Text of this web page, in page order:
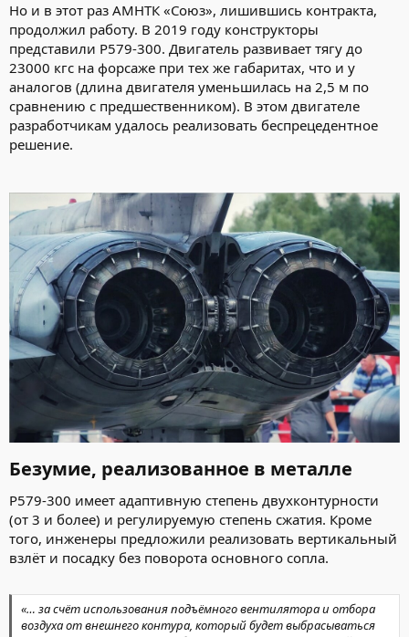
Но и в этот раз АМНТК «Союз», лишившись контракта,
продолжил работу. В 2019 году конструкторы
представили P579-300. Двигатель развивает тягу до
23000 кгс на форсаже при тех же габаритах, что и у
аналогов (длина двигателя уменьшилась на 2,5 м по
сравнению с предшественником). В этом двигателе
разработчикам удалось реализовать беспрецедентное
решение.
Безумие, реализованное в металле
P579-300 имеет адаптивную степень двухконтурности
(от 3 и более) и регулируемую степень сжатия. Кроме
того, инженеры предложили реализовать вертикальный
взлёт и посадку без поворота основного сопла.
«… за счёт использования подъёмного вентилятора и отбора
воздуха от внешнего контура, который будет выбрасываться